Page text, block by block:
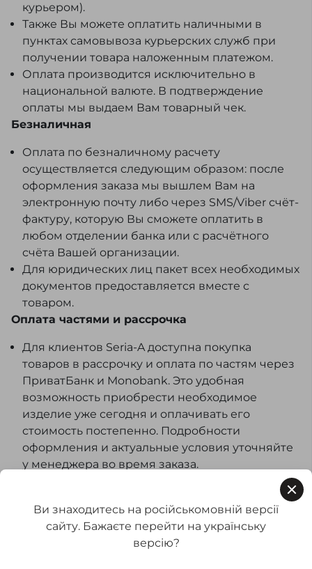
курьером).
Также Вы можете оплатить наличными в
пунктах самовывоза курьерских служб при
получении товара наложенным платежом.
Оплата производится исключительно в
национальной валюте. В подтверждение
оплаты мы выдаем Вам товарный чек.
Безналичная
Оплата по безналичному расчету
осуществляется следующим образом: после
оформления заказа мы вышлем Вам на
электронную почту либо через SMS/Viber счёт-
фактуру, которую Вы сможете оплатить в
любом отделении банка или с расчётного
счёта Вашей организации.
Для юридических лиц пакет всех необходимых
документов предоставляется вместе с
товаром.
Оплата частями и рассрочка
Для клиентов Seria-A доступна покупка
товаров в рассрочку и оплата по частям через
ПриватБанк и Monobank. Это удобная
возможность приобрести необходимое
изделие уже сегодня и оплачивать его
стоимость постепенно. Подробности
оформления и актуальные условия уточняйте
у менеджера во время заказа.
Доставка
Ви знаходитесь на російськомовній версії
сайту. Бажаєте перейти на українську
версію?